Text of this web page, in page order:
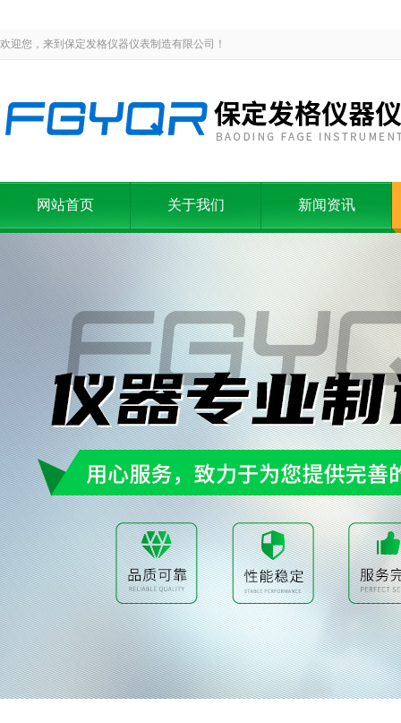
欢迎您，来到保定发格仪器仪表制造有限公司！
网站首页 关于我们 新闻资讯